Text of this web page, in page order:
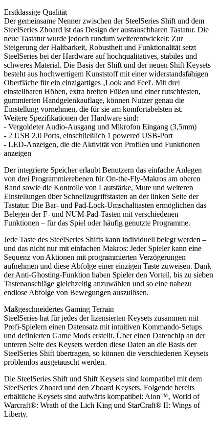
Erstklassige Qualität
Der gemeinsame Nenner zwischen der SteelSeries Shift und dem
SteelSeries Zboard ist das Design der austauschbaren Tastatur. Die
neue Tastatur wurde jedoch rundum weiterentwickelt: Zur
Steigerung der Haltbarkeit, Robustheit und Funktionalität setzt
SteelSeries bei der Hardware auf hochqualitatives, stabiles und
schweres Material. Die Basis der Shift und der neuen Shift Keysets
besteht aus hochwertigem Kunststoff mit einer widerstandsfähigen
Oberfläche für ein einzigartiges ‚Look and Feel'. Mit drei
einstellbaren Höhen, extra breiten Füßen und einer rutschfesten,
gummierten Handgelenkauflage, können Nutzer genau die
Einstellung vornehmen, die für sie am komfortabelsten ist.
Weitere Spezifikationen der Hardware sind:
- Vergoldeter Audio-Ausgang und Mikrofon Eingang (3,5mm)
- 2 USB 2.0 Ports, einschließlich 1 powered USB-Port
- LED-Anzeigen, die die Aktivität von Profilen und Funktionen
anzeigen
Der integrierte Speicher erlaubt Benutzern das einfache Anlegen
von drei Programmierebenen für On-the-Fly-Makros am oberen
Rand sowie die Kontrolle von Lautstärke, Mute und weiteren
Einstellungen über Schnellzugriffstasten an der linken Seite der
Tastatur. Die Bar- und Pad-Lock-Umschalttasten ermöglichen das
Belegen der F- und NUM-Pad-Tasten mit verschiedenen
Funktionen – für das Spiel oder häufig genutzte Programme.
Jede Taste des SteelSeries Shifts kann individuell belegt werden –
und das nicht nur mit einfachen Makros: Jeder Spieler kann eine
Sequenz von Aktionen mit programmierten Verzögerungen
aufnehmen und diese Abfolge einer einzigen Taste zuweisen. Dank
der Anti-Ghosting-Funktion haben Spieler den Vorteil, bis zu sieben
Tastenanschläge gleichzeitig anzuwählen und so eine nahezu
endlose Abfolge von Bewegungen auszulösen.
Maßgeschneidertes Gaming Terrain
SteelSeries hat für jedes der lizensierten Keysets zusammen mit
Profi-Spielern einen Datensatz mit intuitiven Kommando-Setups
und definierten Game Mods erstellt. Über einen Datenchip an der
unteren Seite des Keysets werden diese Daten an die Basis der
SteelSeries Shift übertragen, so können die verschiedenen Keysets
problemlos ausgetauscht werden.
Die SteelSeries Shift und Shift Keysets sind kompatibel mit dem
SteelSeries Zboard und den Zboard Keysets. Folgende bereits
erhältliche Keysets sind aufwärts kompatibel: Aion™, World of
Warcraft®: Wrath of the Lich King und StarCraft® II: Wings of
Liberty.